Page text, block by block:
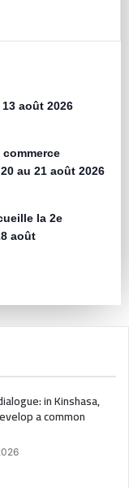
août 2026
au 21 août 2026
la 2e
août
in Kinshasa,
a common